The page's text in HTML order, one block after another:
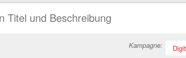
Kampagne: